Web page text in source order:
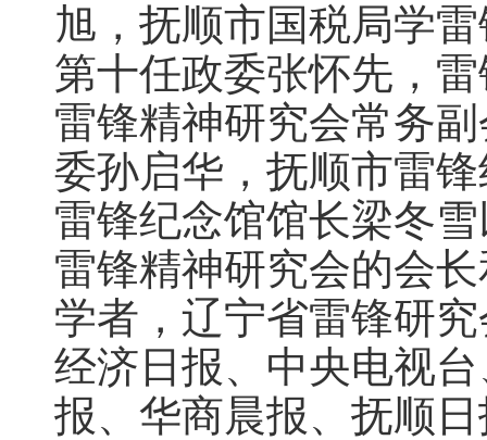
旭，抚顺市国税局学
第十任政委张怀先，
雷锋精神研究会常务
委孙启华，抚顺市雷
雷锋纪念馆馆长梁冬
雷锋精神研究会的会
学者，辽宁省雷锋研
经济日报、中央电视
报、华商晨报、抚顺